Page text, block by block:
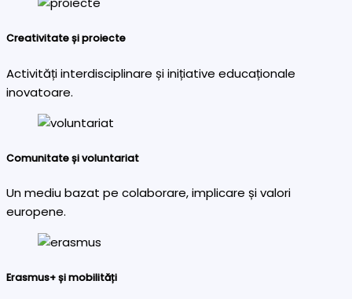
Creativitate și proiecte
Activități interdisciplinare și inițiative educaționale
inovatoare.
Comunitate și voluntariat
Un mediu bazat pe colaborare, implicare și valori
europene.
Erasmus+ și mobilități